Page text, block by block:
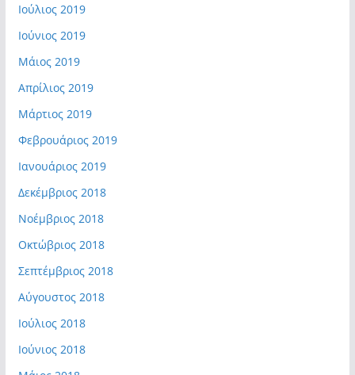
Ιούλιος 2019
Ιούνιος 2019
Μάιος 2019
Απρίλιος 2019
Μάρτιος 2019
Φεβρουάριος 2019
Ιανουάριος 2019
Δεκέμβριος 2018
Νοέμβριος 2018
Οκτώβριος 2018
Σεπτέμβριος 2018
Αύγουστος 2018
Ιούλιος 2018
Ιούνιος 2018